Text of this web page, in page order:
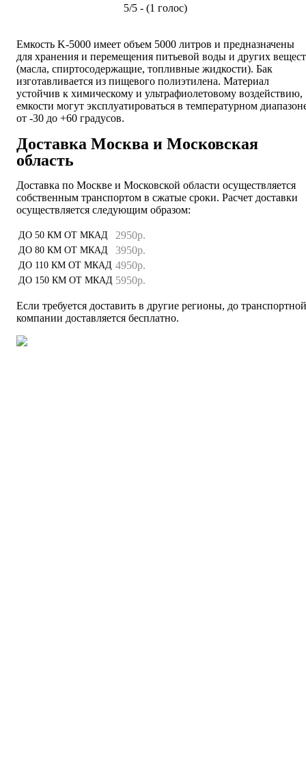
5/5 - (1 голос)
Емкость K-5000 имеет объем 5000 литров и предназначены
для хранения и перемещения питьевой воды и других
(масла, спиртосодержащие, топливные жидкости). Бак
изготавливается из пищевого полиэтилена. Материал
устойчив к химическому и ультрафиолетовому воздействию,
емкости могут эксплуатироваться в температурном
от -30 до +60 градусов.
Доставка Москва и Московская
область
Доставка по Москве и Московской области осуществляется
собственным транспортом в сжатые сроки. Расчет доставки
осуществляется следующим образом:
ДО 50 КМ ОТ МКАД 2950р.
ДО 80 КМ ОТ МКАД 3950р.
ДО 110 КМ ОТ МКАД 4950р.
ДО 150 КМ ОТ МКАД 5950р.
Если требуется доставить в другие регионы, до транспортной
компании доставляется бесплатно.